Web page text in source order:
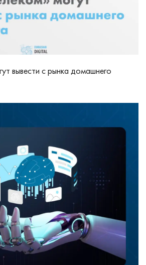
вывести с рынка домашнего